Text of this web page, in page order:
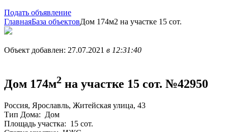
Подать объявление
ГлавнаяБаза объектовДом 174м2 на участке 15 сот.
Объект добавлен: 27.07.2021 в 12:31:40
Дом 174м2 на участке 15 сот. №42950
Россия, Ярославль, Житейская улица, 43
Тип Дома: Дом
Площадь участка: 15 сот.